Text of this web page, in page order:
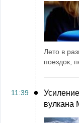
Лето в
поездок,
11:39
вулкана